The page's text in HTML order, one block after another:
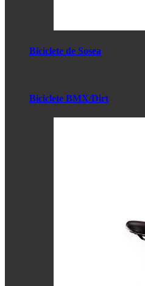
Biciclete de Sosea
Biciclete BMX/Dirt